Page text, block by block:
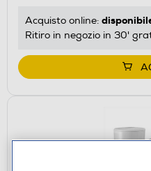
Acquisto online:
Ritiro in negozio in 30'